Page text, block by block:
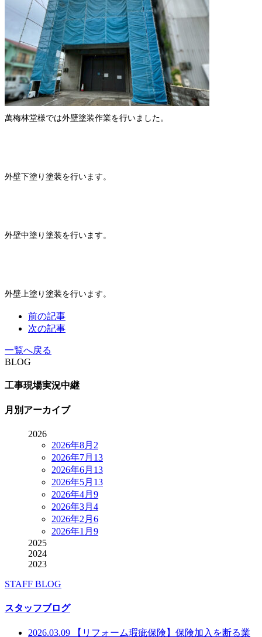
萬梅林堂様では外壁塗装作業を行いました。
外壁下塗り塗装を行います。
外壁中塗り塗装を行います。
外壁上塗り塗装を行います。
前の記事
次の記事
一覧へ戻る
BLOG
工事現場実況中継
月別アーカイブ
2026
2026年8月 2
2026年7月 13
2026年6月 13
2026年5月 13
2026年4月 9
2026年3月 4
2026年2月 6
2026年1月 9
2025
2024
2023
STAFF BLOG
スタッフブログ
2026.03.09
【リフォーム瑕疵保険】保険加入を断る業